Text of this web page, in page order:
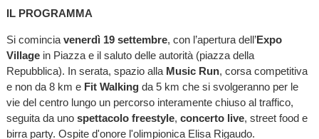
IL PROGRAMMA
Si comincia venerdì 19 settembre, con l’apertura dell’Expo
Villagein Piazza e il saluto delle autorità (piazza della
Repubblica). In serata, spazio alla Music Run, corsa competitiva
e non da 8 km e Fit Walkingda 5 km che si svolgeranno per le
vie del centro lungo un percorso interamente chiuso al traffico,
seguita da uno spettacolo freestyle, concerto live, street food e
birra party. Ospite d'onore l'olimpionica Elisa Rigaudo.